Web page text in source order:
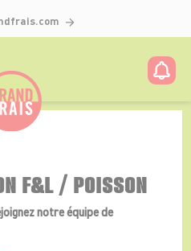
F&L / POISSON
notre équipe de